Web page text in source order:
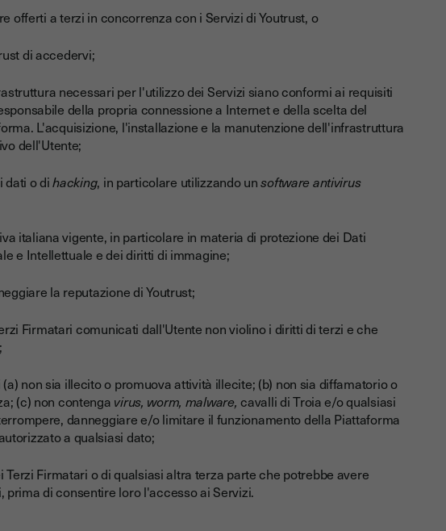
a terzi in concorrenza con i Servizi di Youtrust, o
di accedervi;
necessari per l'utilizzo dei Servizi siano conformi ai requisiti
della propria connessione a Internet e della scelta del
L'acquisizione, l'installazione e la manutenzione dell'infrastruttura
dell'Utente;
dati o dihacking, in particolare utilizzando unsoftware antivirus
italiana vigente, in particolare in materia di protezione dei Dati
e Intellettuale e dei diritti di immagine;
la reputazione di Youtrust;
Firmatari comunicati dall'Utente non violino i diritti di terzi e che
non sia illecito o promuova attività illecite; (b) non sia diffamatorio o
(c) non contenga virus, worm, malware, cavalli di Troia e/o qualsiasi
danneggiare e/o limitare il funzionamento della Piattaforma
a qualsiasi dato;
Firmatari o di qualsiasi altra terza parte che potrebbe avere
di consentire loro l'accesso ai Servizi.